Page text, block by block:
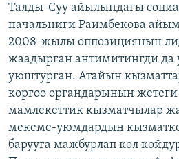
ЫҢГАЙСЫЗ СУРООЛОР
ЭЕ/АРнун бардык сайттары
Талды-Суу айылындагы
начальниги Раимбекова
2008-жылы оппозициянын
жаадырган антимитингди
уюштурган. Атайын
коргоо органдарынын
мамлекеттик кызматчылар
мекеме-уюмдардын
барууга мажбурлап кол